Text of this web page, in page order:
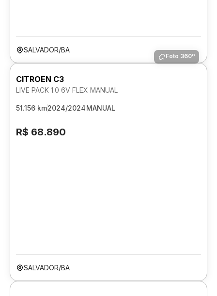
SALVADOR/BA
Foto 360º
CITROEN C3
LIVE PACK 1.0 6V FLEX MANUAL
51.156 km2024/2024MANUAL
R$ 68.890
SALVADOR/BA